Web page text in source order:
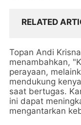
RELATED
Topan Andi
menambahkan,
perayaan,
mendukung
saat bertugas.
ini dapat
mengantarkan